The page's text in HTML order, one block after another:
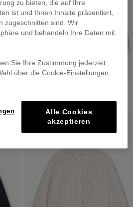
zu bieten, die auf Ihre
ist und Ihnen Inhalte präsentiert,
zugeschnitten sind. Wir
und behandeln Ihre Daten mit
Sie Ihre Zustimmung jederzeit
über die Cookie-Einstellungen
Alle Cookies
akzeptieren